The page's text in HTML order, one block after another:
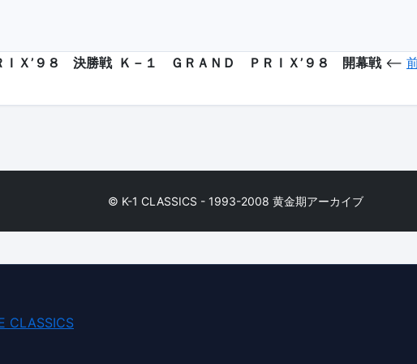
Ｘ’９８ 決勝戦 Ｋ－１ ＧＲＡＮＤ ＰＲＩＸ’９８ 開幕戦<--
© K-1 CLASSICS - 1993-2008 黄金期アーカイブ
CLASSICS